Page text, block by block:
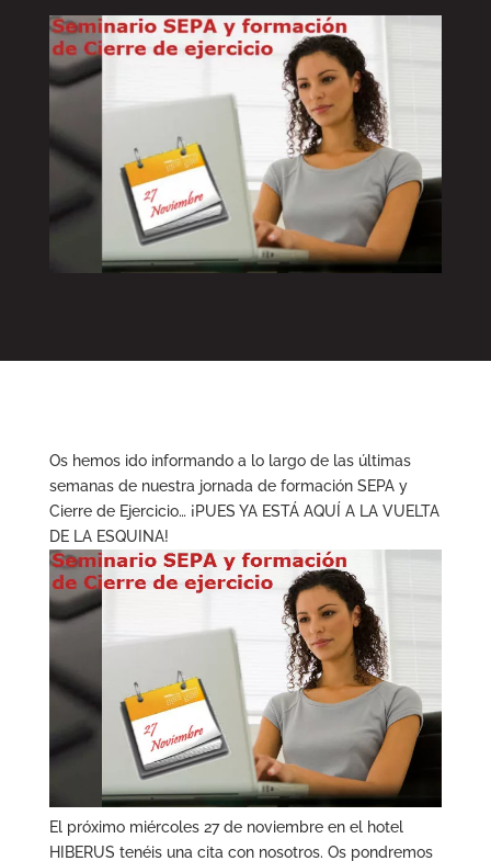
Os hemos ido informando a lo largo de las últimas
semanas de nuestra jornada de formación SEPA y
Cierre de Ejercicio… ¡PUES YA ESTÁ AQUÍ A LA VUELTA
DE LA ESQUINA!
El próximo miércoles 27 de noviembre en el hotel
HIBERUS tenéis una cita con nosotros. Os pondremos